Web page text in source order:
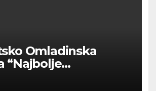
Omladinska
“Najbolje